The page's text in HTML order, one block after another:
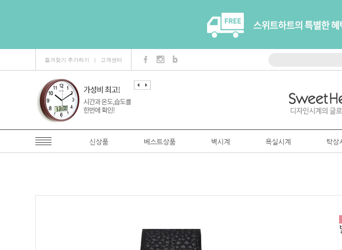
즐겨찾기 추가하기 ㅣ 고객센터
신상품 베스트상품 벽시계 욕실시계 탁상